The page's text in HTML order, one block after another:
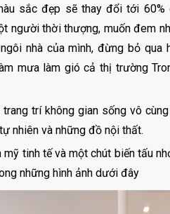
sắc đẹp sẽ thay đổi tới 60%
người thời thượng, muốn đem
nhà của mình, đừng bỏ qua
mưa làm gió cả thị trường
trí không gian sống vô
nhiên và những đồ nội thất.
tinh tế và một chút biến tấu
những hình ảnh dưới đây